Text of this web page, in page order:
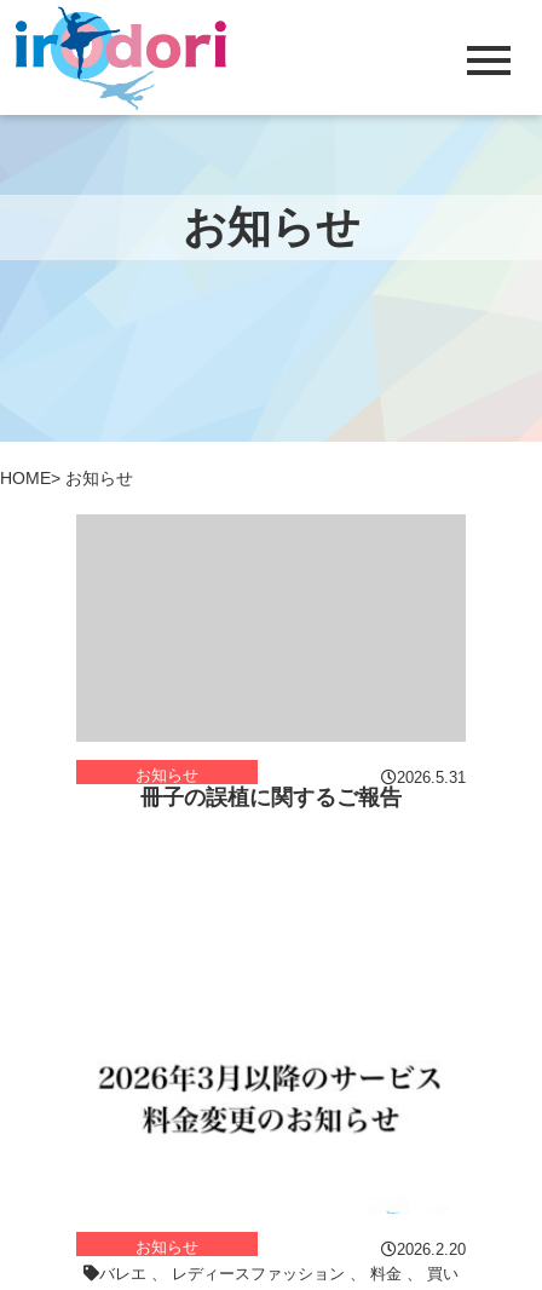
menu
お知らせ
HOME> お知らせ
お知らせ 2026.5.31
冊子の誤植に関するご報告
お知らせ
2026.2.20
バレエ
レディースファッション 料金、 買い